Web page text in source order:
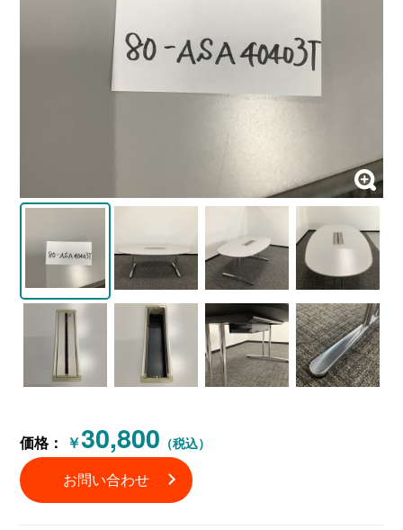
価格： ￥30,800 （税込）
お問い合わせ